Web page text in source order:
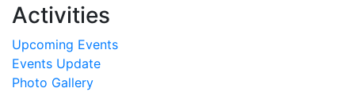
Activities
Upcoming Events
Events Update
Photo Gallery